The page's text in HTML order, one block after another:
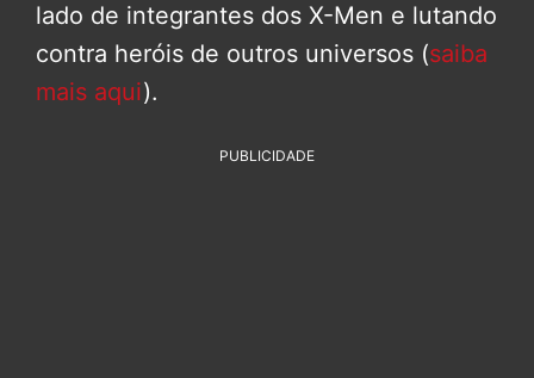
lado de integrantes dos X-Men e lutando
contra heróis de outros universos (saiba
mais aqui).
PUBLICIDADE